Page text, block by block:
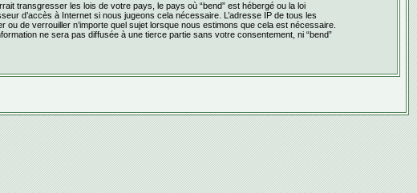
transgresser les lois de votre pays, le pays où “bend” est hébergé ou la loi
d’accès à Internet si nous jugeons cela nécessaire. L’adresse IP de tous les
de verrouiller n’importe quel sujet lorsque nous estimons que cela est nécessaire.
ne sera pas diffusée à une tierce partie sans votre consentement, ni “bend”